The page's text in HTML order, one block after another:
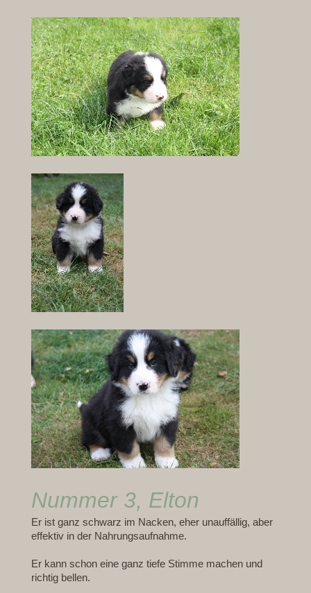
Nummer 3, Elton
Er ist ganz schwarz im Nacken, eher unauffällig, aber
effektiv in der Nahrungsaufnahme.
Er kann schon eine ganz tiefe Stimme machen und
richtig bellen.